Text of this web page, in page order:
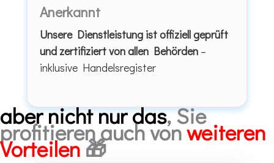
Anerkannt
Unsere Dienstleistung ist offiziell geprüft
und zertifiziert von allen Behörden –
inklusive Handelsregister
aber nicht nur das, Sie
profitieren auch vonweiteren
Vorteilen🎁